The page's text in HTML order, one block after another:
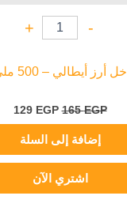
-
+
خل أرز أيطالي – 500 ملي
165EGP
129 EGP
إضافة إلى السلة
اشتري الآن